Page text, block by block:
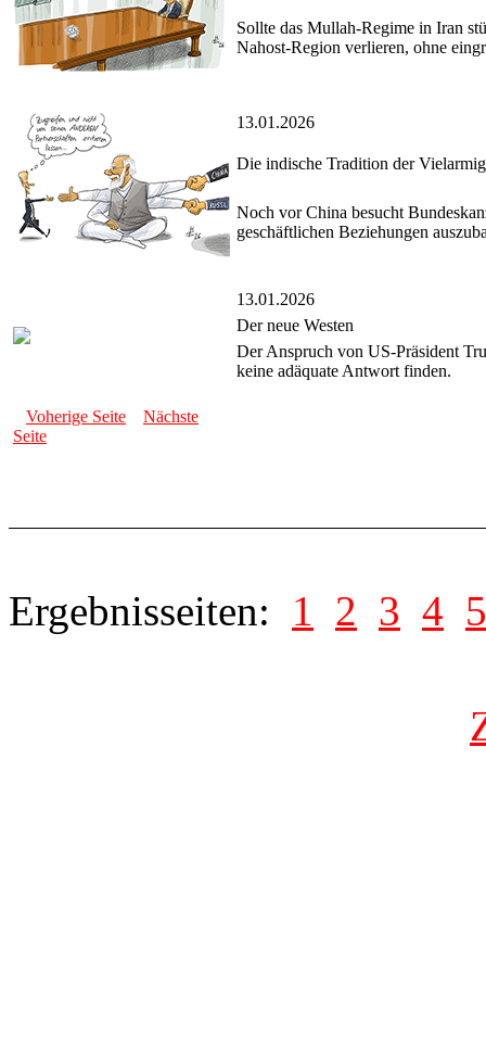
Sollte das Mullah-Regime in Iran
Nahost-Region verlieren, ohne
13.01.2026
Die indische Tradition der
Noch vor China besucht
geschäftlichen Beziehungen
13.01.2026
Der neue Westen
Der Anspruch von US-Präsident
keine adäquate Antwort finden.
Voherige Seite
Nächste
Seite
Ergebnisseiten: 1 2 3 4 5